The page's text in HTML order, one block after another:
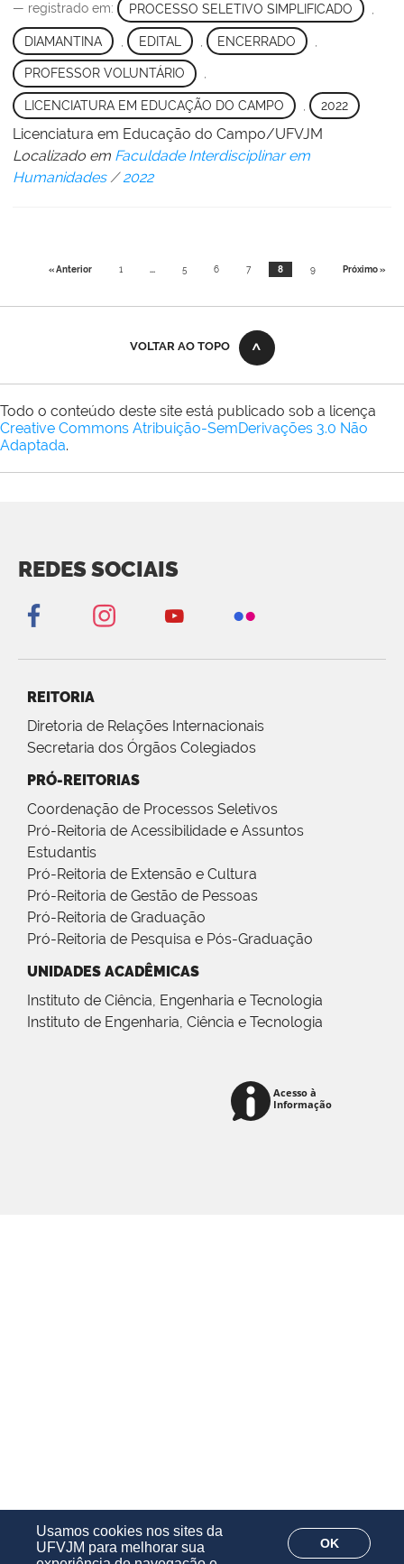
Usamos cookies nos sites da
UFVJM para melhorar sua
OK
— registrado em: PROCESSO SELETIVO SIMPLIFICADO
DIAMANTINA EDITAL ENCERRADO
PROFESSOR VOLUNTÁRIO ,
LICENCIATURA EM EDUCAÇÃO DO CAMPO 2022
Licenciatura em Educação do Campo/UFVJM
Localizado em Faculdade Interdisciplinar em
Humanidades /2022
« Anterior 1 ... 5 6 7 8 9 Próximo »
VOLTAR AO TOPO
Todo o conteúdo deste site está publicado sob a licença
Creative Commons Atribuição-SemDerivações 3.0 Não
Adaptada.
REDES SOCIAIS
REITORIA
Diretoria de Relações Internacionais
Secretaria dos Órgãos Colegiados
PRÓ-REITORIAS
Coordenação de Processos Seletivos
Pró-Reitoria de Acessibilidade e Assuntos
Estudantis
Pró-Reitoria de Extensão e Cultura
Pró-Reitoria de Gestão de Pessoas
Pró-Reitoria de Graduação
Pró-Reitoria de Pesquisa e Pós-Graduação
UNIDADES ACADÊMICAS
Instituto de Ciência, Engenharia e Tecnologia
Instituto de Engenharia, Ciência e Tecnologia